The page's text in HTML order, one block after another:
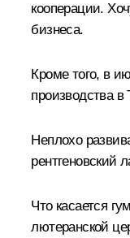
кооперации.
бизнеса.
Кроме того, в
производства
Неплохо
рентгеновский
Что касается
лютеранской